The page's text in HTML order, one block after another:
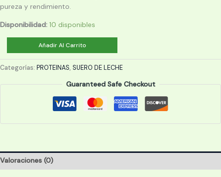
pureza y rendimiento.
Disponibilidad: 10 disponibles
Whey
Ultra
serv.
Añadir Al Carrito
Categorías: PROTEINAS, SUERO DE LECHE
Guaranteed Safe Checkout
Valoraciones (0)